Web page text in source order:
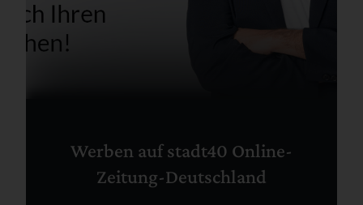
Werben auf stadt40 Online-
Zeitung-Deutschland